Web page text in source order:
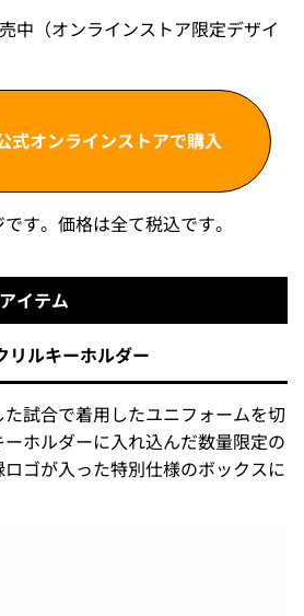
中（オンラインストア限定デザイ
式オンラインストアで購入
す。価格は全て税込です。
イテム
リルキーホルダー
試合で着用したユニフォームを切
ホルダーに入れ込んだ数量限定の
ゴが入った特別仕様のボックスに